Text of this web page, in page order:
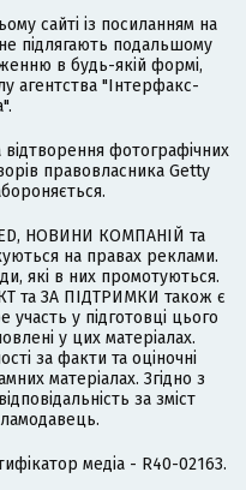
сайті із посиланням на
підлягають подальшому
в будь-якій формі,
агентства "Інтерфакс-
фотографічних
правовласника Getty
НОВИНИ КОМПАНІЙ та
на правах реклами.
які в них промотуються.
та ЗА ПІДТРИМКИ також є
у підготовці цього
у цих матеріалах.
за факти та оціночні
матеріалах. Згідно з
за зміст
медіа - R40-02163.